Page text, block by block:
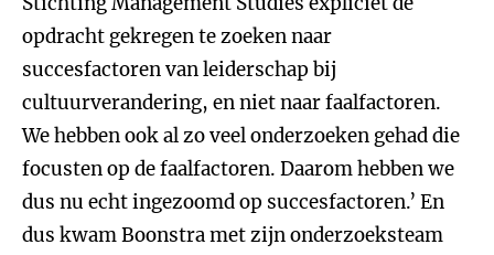
opdracht gekregen te zoeken naar
succesfactoren van leiderschap bij
cultuurverandering, en niet naar faalfactoren.
We hebben ook al zo veel onderzoeken gehad die
focusten op de faalfactoren. Daarom hebben we
dus nu echt ingezoomd op succesfactoren.’ En
dus kwam Boonstra met zijn onderzoeksteam